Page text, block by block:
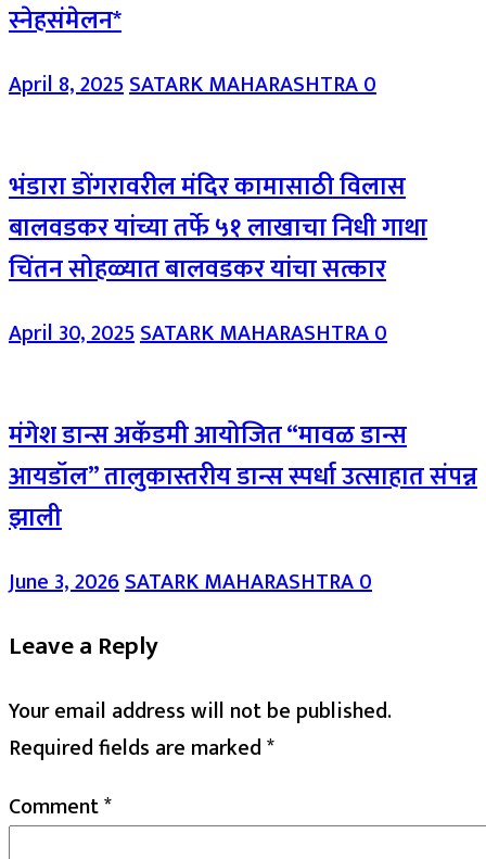
स्नेहसंमेलन*
April 8, 2025SATARK MAHARASHTRA0
भंडारा डोंगरावरील मंदिर कामासाठी विलास
बालवडकर यांच्या तर्फे ५१ लाखाचा निधी गाथा
चिंतन सोहळ्यात बालवडकर यांचा सत्कार
April 30, 2025SATARK MAHARASHTRA0
मंगेश डान्स अकॅडमी आयोजित “मावळ डान्स
आयडॉल” तालुकास्तरीय डान्स स्पर्धा उत्साहात संपन्न
झाली
June 3, 2026SATARK MAHARASHTRA0
Leave a Reply
Your email address will not be published.
Required fields are marked*
Comment*